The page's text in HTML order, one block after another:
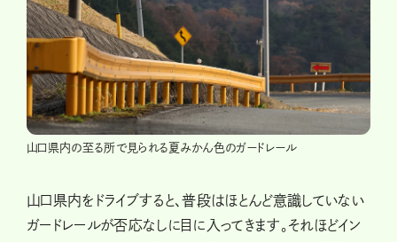
山口県内の至る所で見られる夏みかん色のガードレール
山口県内をドライブすると、普段はほとんど意識していない
ガードレールが否応なしに目に入ってきます。それほどイン